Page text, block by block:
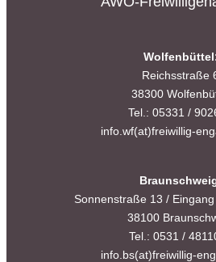
Reichsstraße
38300
Tel.: 05331 /
info.wf(at)freiwillig-
Sonnenstraße 13 /
38100
Tel.: 0531 /
info.bs(at)freiwillig-